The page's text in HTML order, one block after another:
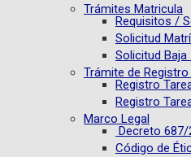
Trámites Matricula
Requisitos /
Solicitud
Solicitud
Trámite de Registro
Registro
Registro
Marco Legal
Decreto 687/
Código de